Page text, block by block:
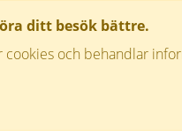
ditt besök bättre.
och behandlar